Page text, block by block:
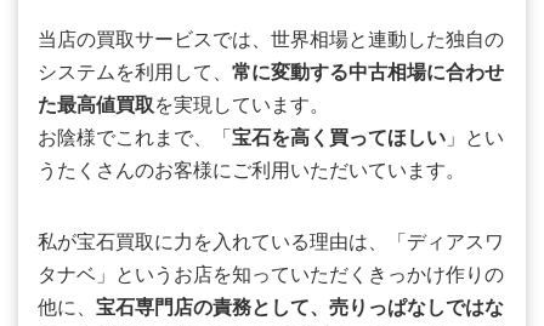
当店の買取サービスでは、世界相場と連動した独自の
システムを利用して、 常に変動する中古相場に合わせ
た最高値買取を実現しています。
お陰様でこれまで、「 宝石を高く買ってほしい 」とい
うたくさんのお客様にご利用いただいています。
私が宝石買取に力を入れている理由は、「ディアスワ
タナベ」というお店を知っていただくきっかけ作りの
他に、 宝石専門店の責務として、売りっぱなしではな